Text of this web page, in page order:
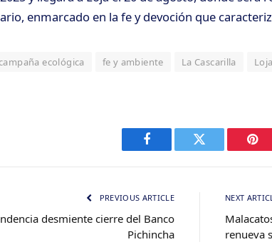
enmarcado en la fe y devoción que
ecológica fe y ambiente La Cascarilla Loja
Facebook Twitter
PREVIOUS ARTICLE
desmiente cierre del Banco
Pichincha
NEXT
renueva